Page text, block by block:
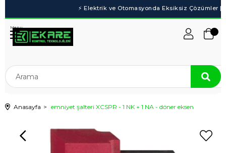
Menu
Anasayfa emniyet şalteri XCSPR - 1 NK + 1 NA - döner eksen